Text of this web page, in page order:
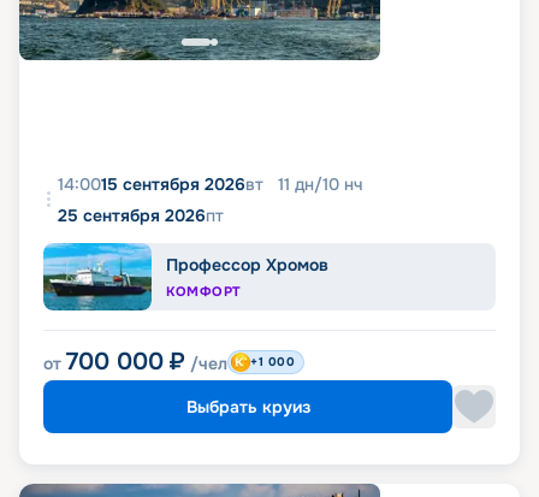
14:0015 сентября 2026вт 11 дн/10 нч
25 сентября 2026пт
Профессор Хромов
КОМФОРТ
от 700 000 ₽ /чел +1 000
Выбрать круиз